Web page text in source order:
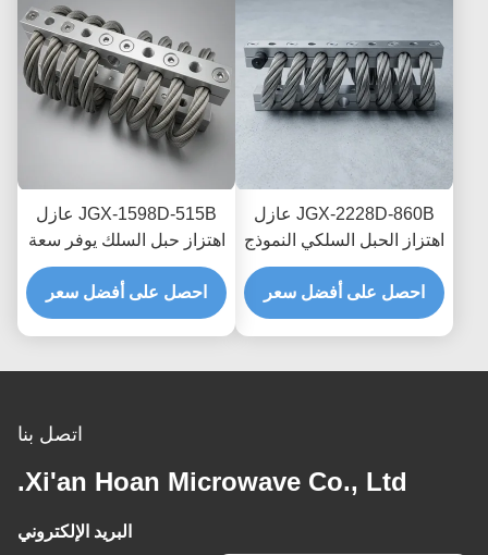
JGX-2228D-860B عازل
اهتزاز الحبل السلكي النموذج
السريع التجميع السريع
صمام الصدمة القابل
للتخصيص
احصل على أفضل سعر
JGX-1598D-515B عازل
اهتزاز حبل السلك يوفر سعة
تحميل قابلة للتطوير وعزل
الضوضاء المنقولة بالهيكل
احصل على أفضل سعر
اتصل بنا
Xi'an Hoan Microwave Co., Ltd.
البريد الإلكتروني